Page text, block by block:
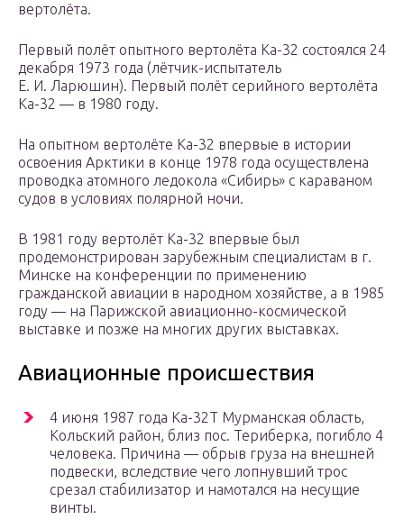
вертолёта.
Первый полёт опытного вертолёта Ка-32 состоялся 24
декабря 1973 года (лётчик-испытатель
Е. И. Ларюшин). Первый полёт серийного вертолёта
Ка-32 — в 1980 году.
На опытном вертолёте Ка-32 впервые в истории
освоения Арктики в конце 1978 года осуществлена
проводка атомного ледокола «Сибирь» с караваном
судов в условиях полярной ночи.
В 1981 году вертолёт Ка-32 впервые был
продемонстрирован зарубежным специалистам в г.
Минске на конференции по применению
гражданской авиации в народном хозяйстве, а в 1985
году — на Парижской авиационно-космической
выставке и позже на многих других выставках.
Авиационные происшествия
4 июня 1987 года Ка-32Т Мурманская область,
Кольский район, близ пос. Териберка, погибло 4
человека. Причина — обрыв груза на внешней
подвески, вследствие чего лопнувший трос
срезал стабилизатор и намотался на несущие
винты.